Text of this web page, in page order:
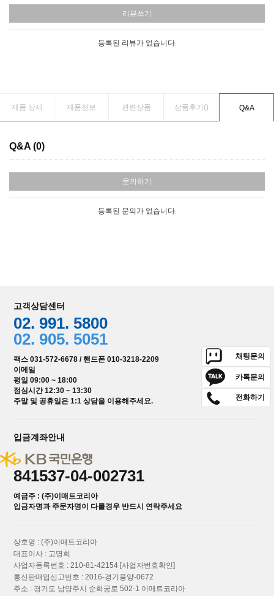
리뷰쓰기
등록된 리뷰가 없습니다.
제품 상세 제품정보 관련상품 상품후기() Q&A
Q&A (0)
문의하기
등록된 문의가 없습니다.
고객상담센터
02. 991. 5800
02. 905. 5051
팩스 031-572-6678 / 핸드폰 010-3218-2209
이메일
평일 09:00 ~ 18:00
점심시간 12:30 ~ 13:30
주말 및 공휴일은 1:1 상담을 이용해주세요.
채팅문의
카톡문의
전화하기
입금계좌안내
841537-04-002731
예금주 : (주)이매트코리아
입금자명과 주문자명이 다를경우 반드시 연락주세요
상호명 : (주)이매트코리아
대표이사 : 고명희
사업자등록번호 : 210-81-42154 [사업자번호확인]
통신판매업신고번호 : 2016-경기풍양-0672
주소 : 경기도 남양주시 순화궁로 502-1 이매트코리아